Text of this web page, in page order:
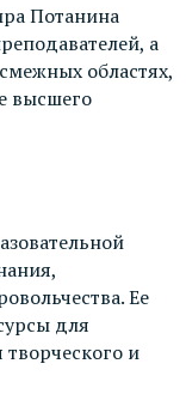
Потанина
а
областях,
высшего
Ее
для
и